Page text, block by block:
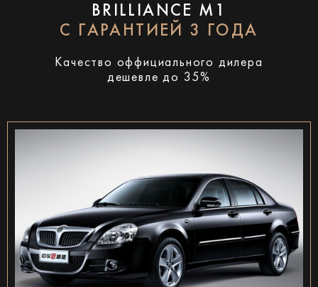
BRILLIANCE M1
С ГАРАНТИЕЙ 3 ГОДА
Качество оффициального дилера
дешевле до 35%